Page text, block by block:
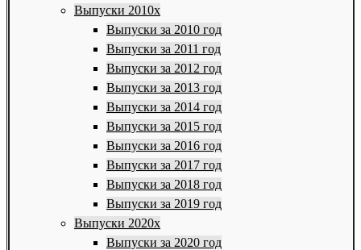
Выпуски 2010х
Выпуски за 2010 год
Выпуски за 2011 год
Выпуски за 2012 год
Выпуски за 2013 год
Выпуски за 2014 год
Выпуски за 2015 год
Выпуски за 2016 год
Выпуски за 2017 год
Выпуски за 2018 год
Выпуски за 2019 год
Выпуски 2020х
Выпуски за 2020 год